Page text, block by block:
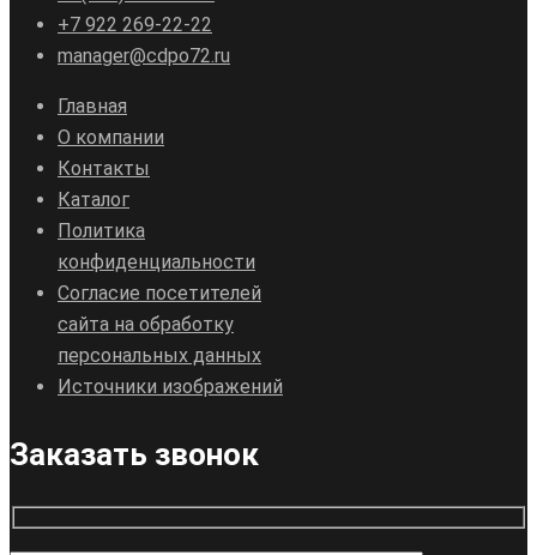
+7 922 269-22-22
manager@cdpo72.ru
Главная
О компании
Контакты
Каталог
Политика
конфиденциальности
Согласие посетителей
сайта на обработку
персональных данных
Источники изображений
Заказать звонок